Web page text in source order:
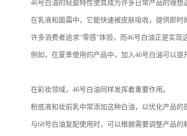
46号白油的轻盈特性使其成为许多日常产品的理想
在乳液和面霜中，它能快速被皮肤吸收，提供即时
许多消费者追求“零感”体验，而46号白油正是实现
例如，在夏季使用的产品中，加入46号白油可以
在彩妆领域，46号白油同样发挥着重要作用。
粉底液和妆前乳中常添加这种白油，以优化产品的
与68号白油复配使用时，可以根据需要调整产品的